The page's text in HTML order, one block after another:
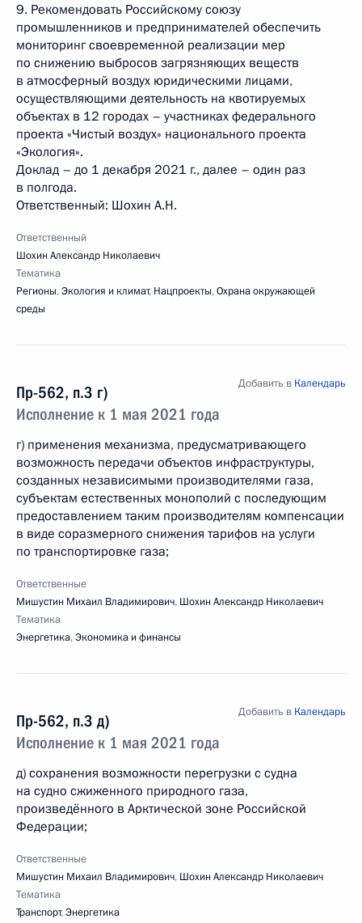
9. Рекомендовать Российскому союзу
промышленников и предпринимателей обеспечить
мониторинг своевременной реализации мер
по снижению выбросов загрязняющих веществ
в атмосферный воздух юридическими лицами,
осуществляющими деятельность на квотируемых
объектах в 12 городах – участниках федерального
проекта «Чистый воздух» национального проекта
«Экология».
Доклад – до 1 декабря 2021 г., далее – один раз
в полгода.
Ответственный: Шохин А.Н.
Ответственный
Шохин Александр Николаевич
Тематика
Регионы,Экология и климат, Нацпроекты,Охрана окружающей
среды
Пр-562, п.3 г)
Исполнение к 1 мая 2021 года
Добавить в Календарь
г) применения механизма, предусматривающего
возможность передачи объектов инфраструктуры,
созданных независимыми производителями газа,
субъектам естественных монополий с последующим
предоставлением таким производителям компенсации
в виде соразмерного снижения тарифов на услуги
по транспортировке газа;
Ответственные
Мишустин Михаил Владимирович, Шохин Александр Николаевич
Тематика
Энергетика,Экономика и финансы
Пр-562, п.3 д)
Исполнение к 1 мая 2021 года
Добавить в Календарь
д) сохранения возможности перегрузки с судна
на судно сжиженного природного газа,
произведённого в Арктической зоне Российской
Федерации;
Ответственные
Мишустин Михаил Владимирович, Шохин Александр Николаевич
Тематика
Транспорт,Энергетика